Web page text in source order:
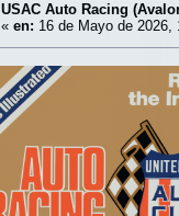
USAC Auto Racing
« en: 16 de Mayo de 2026,